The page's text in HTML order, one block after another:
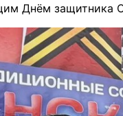
Днём защитника